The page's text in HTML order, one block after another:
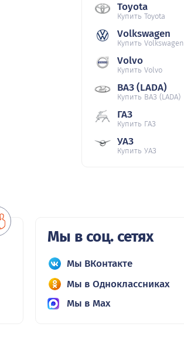
Toyota
Купить Toyota
Volkswagen
Купить Volkswagen
Volvo
Купить Volvo
ВАЗ (LADA)
Купить ВАЗ (LADA)
ГАЗ
Купить ГАЗ
УАЗ
Купить УАЗ
Мы в соц. сетях
Мы ВКонтакте
Мы в Одноклассниках
Мы в Max